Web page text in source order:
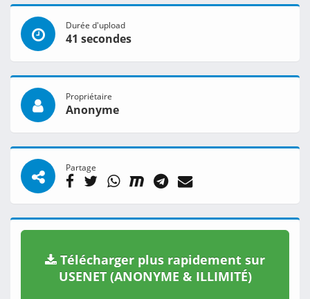
Durée d'upload
41 secondes
Propriétaire
Anonyme
Partage
Télécharger plus rapidement sur
USENET (ANONYME & ILLIMITÉ)